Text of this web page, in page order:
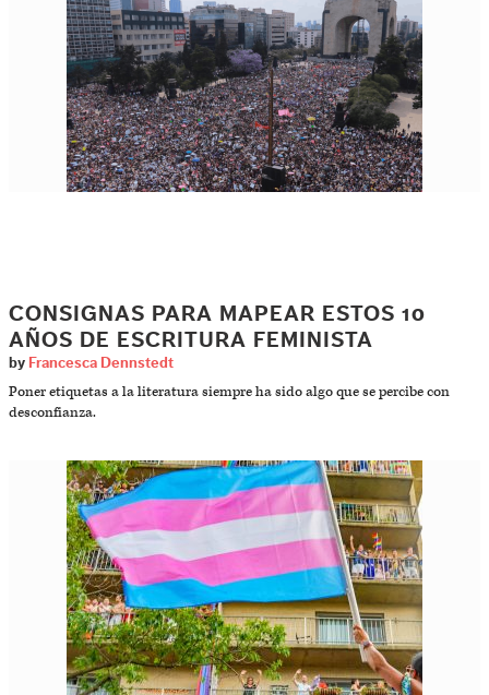
CONSIGNAS PARA MAPEAR ESTOS 10
AÑOS DE ESCRITURA FEMINISTA
by Francesca Dennstedt
Poner etiquetas a la literatura siempre ha sido algo que se percibe con
desconfianza.